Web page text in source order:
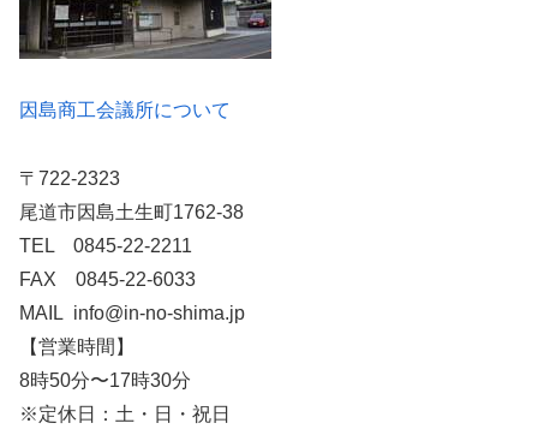
因島商工会議所について
〒722-2323
尾道市因島土生町1762-38
TEL 0845-22-2211
FAX 0845-22-6033
MAIL info@in-no-shima.jp
【営業時間】
8時50分〜17時30分
※定休日：土・日・祝日